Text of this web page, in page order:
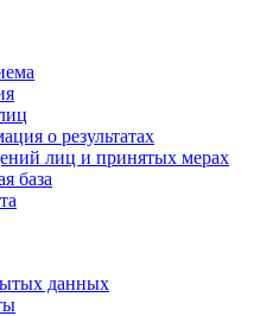
о результатах
лиц и принятых мерах
база
данных